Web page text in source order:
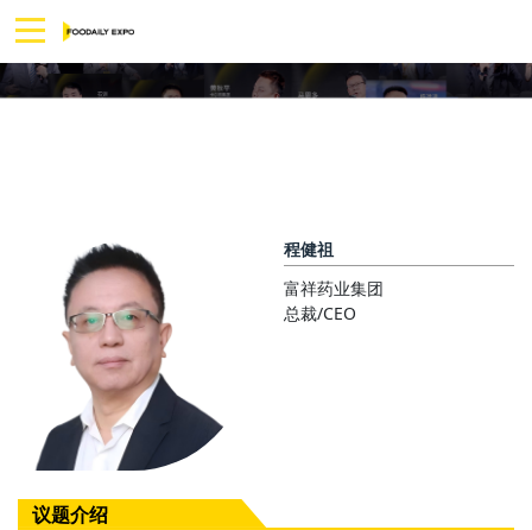
程健祖
富祥药业集团
总裁/CEO
议题介绍